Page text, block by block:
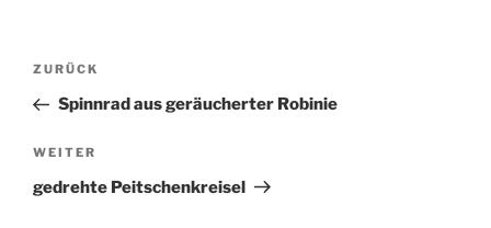
Beitragsnavigation
Vorheriger
Beitrag
ZURÜCK
Spinnrad aus geräucherter Robinie
Nächster
Beitrag
WEITER
gedrehte Peitschenkreisel